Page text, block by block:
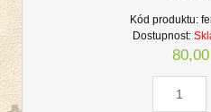
Kód produktu:
Dostupnost: